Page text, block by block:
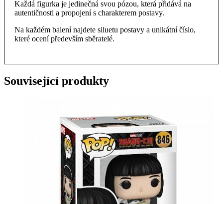
Každá figurka je jedinečná svou pózou, která přidává na
autentičnosti a propojení s charakterem postavy.
Na každém balení najdete siluetu postavy a unikátní číslo,
které ocení především sběratelé.
Související produkty